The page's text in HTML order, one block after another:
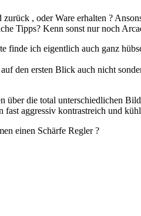
, oder Ware erhalten ?
Tipps? Kenn sonst nur noch
finde ich eigentlich auch ganz
den ersten Blick auch nicht
über die total unterschiedlichen
aggressiv kontrastreich und
einen Schärfe Regler ?